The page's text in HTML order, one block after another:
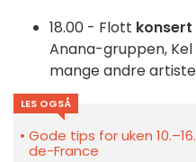
18.00 - Flott konsert
Anana-gruppen, Kel
mange andre
LES OGSÅ
Gode tips for uken
de-France